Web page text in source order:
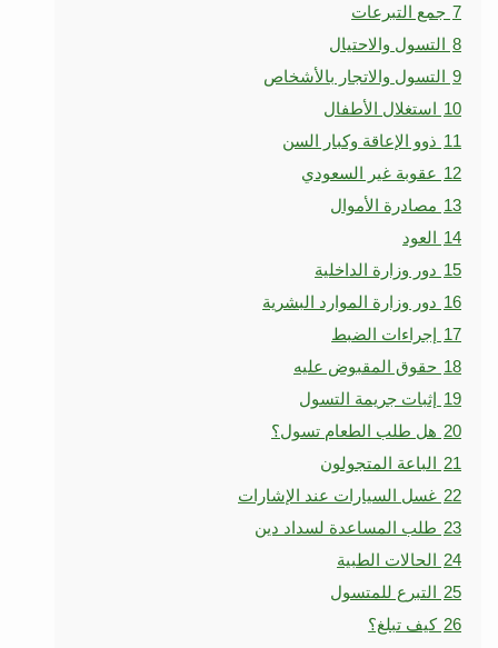
7 جمع التبرعات
8 التسول والاحتيال
9 التسول والاتجار بالأشخاص
10 استغلال الأطفال
11 ذوو الإعاقة وكبار السن
12 عقوبة غير السعودي
13 مصادرة الأموال
14 العود
15 دور وزارة الداخلية
16 دور وزارة الموارد البشرية
17 إجراءات الضبط
18 حقوق المقبوض عليه
19 إثبات جريمة التسول
20 هل طلب الطعام تسول؟
21 الباعة المتجولون
22 غسل السيارات عند الإشارات
23 طلب المساعدة لسداد دين
24 الحالات الطبية
25 التبرع للمتسول
26 كيف تبلغ؟